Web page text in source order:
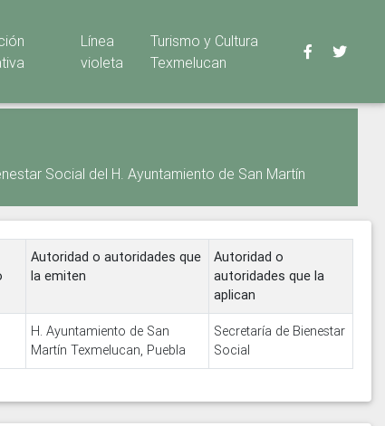
Línea
violeta
Turismo y Cultura
Texmelucan
Social del H. Ayuntamiento de San Martín
Autoridad o autoridades que
la emiten
Autoridad o
autoridades que la
aplican
H. Ayuntamiento de San
Martín Texmelucan, Puebla
Secretaría de Bienestar
Social